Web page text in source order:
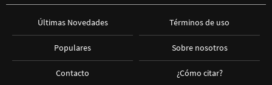
Últimas Novedades
Populares
Contacto
Términos de uso
Sobre nosotros
¿Cómo citar?